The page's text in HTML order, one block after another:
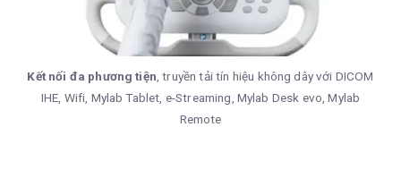
Kết nối đa phương tiện , truyền tải tín hiệu không dây với DICOM
IHE, Wifi, Mylab Tablet, e-Streaming, Mylab Desk evo, Mylab
Remote